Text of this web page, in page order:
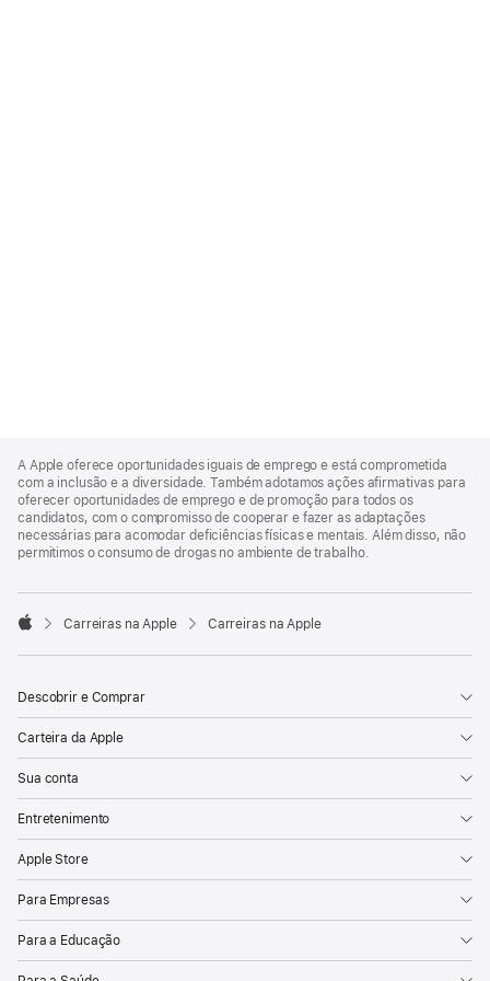
Footer
A Apple oferece oportunidades iguais de emprego e está comprometida
com a inclusão e a diversidade. Também adotamos ações afirmativas para
oferecer oportunidades de emprego e de promoção para todos os
candidatos, com o compromisso de cooperar e fazer as adaptações
necessárias para acomodar deficiências físicas e mentais. Além disso, não
permitimos o consumo de drogas no ambiente de trabalho.

Carreiras na Apple Carreiras na Apple
Descobrir e Comprar
Carteira da Apple
Sua conta
Entretenimento
Apple Store
Para Empresas
Para a Educação